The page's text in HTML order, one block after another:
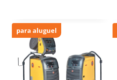
para aluguel